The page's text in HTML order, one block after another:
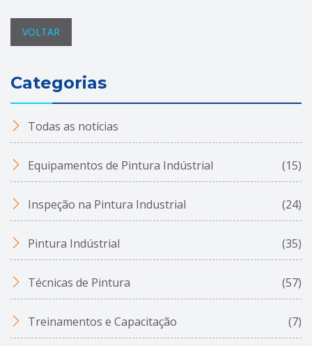
VOLTAR
Categorias
Todas as notícias
Equipamentos de Pintura Indústrial (15)
Inspeção na Pintura Industrial (24)
Pintura Indústrial (35)
Técnicas de Pintura (57)
Treinamentos e Capacitação (7)